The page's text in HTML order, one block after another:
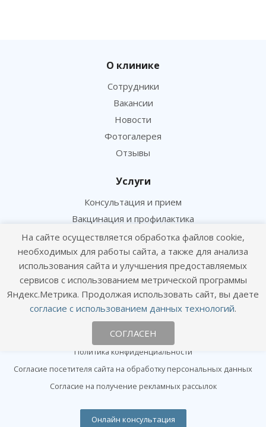
О клинике
Сотрудники
Вакансии
Новости
Фотогалерея
Отзывы
Услуги
Консультация и прием
Вакцинация и профилактика
Чипирование и сертификация
Лаборатория и анализы
Хирургия и ортопедия
Информация
Статьи
Политика конфиденциальности
Согласие посетителя сайта на обработку персональных данных
Согласие на получение рекламных рассылок
Онлайн консультация
На сайте осуществляется обработка файлов cookie,
необходимых для работы сайта, а также для анализа
использования сайта и улучшения предоставляемых
сервисов с использованием метрической программы
Яндекс.Метрика. Продолжая использовать сайт, вы даете
согласие с использованием данных технологий.
СОГЛАСЕН